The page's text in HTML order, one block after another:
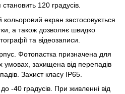
120 градусів.
екран застосовується
а також дозволяє швидко
та відеозаписи.
Фотопастка призначена для
умовах, захищена від перепадів
Захист класу IP65.
-40 градусів. При живленні від